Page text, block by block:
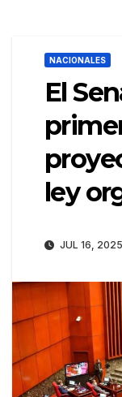
NACIONALES
El
ley
JUL 16, 2025